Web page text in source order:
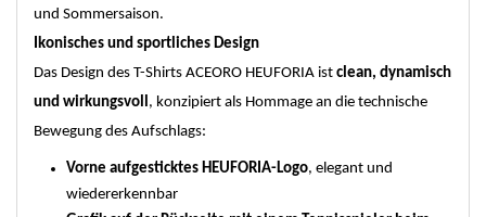
und Sommersaison.
Ikonisches und sportliches Design
Das Design des T-Shirts ACEORO HEUFORIA ist clean, dynamisch
und wirkungsvoll, konzipiert als Hommage an die technische
Bewegung des Aufschlags:
Vorne aufgesticktes HEUFORIA-Logo, elegant und
wiedererkennbar